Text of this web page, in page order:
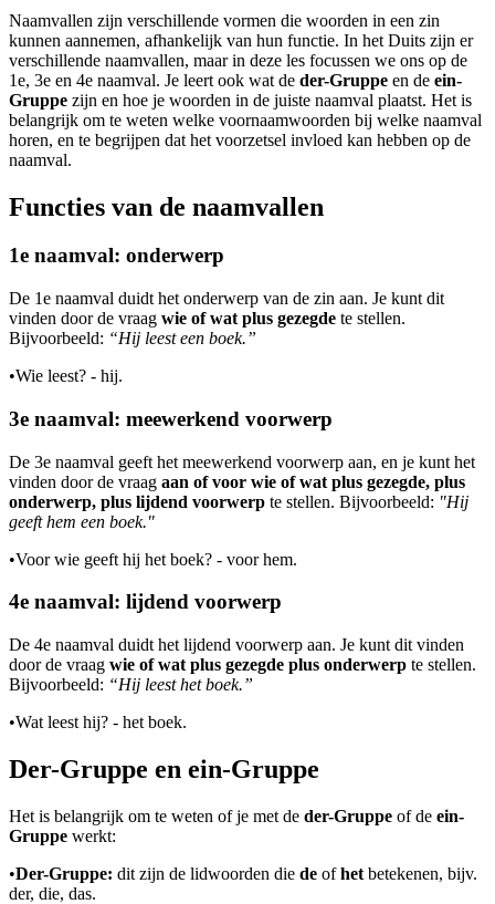
Naamvallen zijn verschillende vormen die woorden in een zin
kunnen aannemen, afhankelijk van hun functie. In het Duits zijn er
verschillende naamvallen, maar in deze les focussen we ons op de
1e, 3e en 4e naamval. Je leert ook wat de der-Gruppe en de ein-
Gruppe zijn en hoe je woorden in de juiste naamval plaatst. Het is
belangrijk om te weten welke voornaamwoorden bij welke naamval
horen, en te begrijpen dat het voorzetsel invloed kan hebben op de
naamval.
Functies van de naamvallen
1e naamval: onderwerp
De 1e naamval duidt het onderwerp van de zin aan. Je kunt dit
vinden door de vraag wie of wat plus gezegde te stellen.
Bijvoorbeeld: “Hij leest een boek.”
•Wie leest? - hij.
3e naamval: meewerkend voorwerp
De 3e naamval geeft het meewerkend voorwerp aan, en je kunt het
vinden door de vraag aan of voor wie of wat plus gezegde, plus
onderwerp, plus lijdend voorwerp te stellen. Bijvoorbeeld: "Hij
geeft hem een boek."
•Voor wie geeft hij het boek? - voor hem.
4e naamval: lijdend voorwerp
De 4e naamval duidt het lijdend voorwerp aan. Je kunt dit vinden
door de vraag wie of wat plus gezegde plus onderwerp te stellen.
Bijvoorbeeld: “Hij leest het boek.”
•Wat leest hij? - het boek.
Der-Gruppe en ein-Gruppe
Het is belangrijk om te weten of je met de der-Gruppe of de ein-
Gruppe werkt:
•Der-Gruppe: dit zijn de lidwoorden die de ofhet betekenen, bijv.
der, die, das.